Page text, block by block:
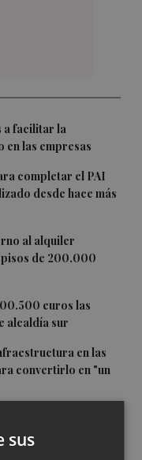
a facilitar la
las empresas
completar el PAI
desde hace más
al alquiler
pisos de 200.000
euros las
alcaldía sur
en las
convertirlo en "un
sus